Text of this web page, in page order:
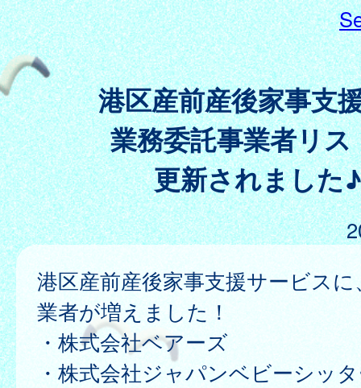
港区産前産後家事支
業務委託事業者リス
更新されました♪
港区産前産後家事支援サービス
業者が増えました！
・株式会社ベアーズ
・株式会社ジャパンベビーシッ